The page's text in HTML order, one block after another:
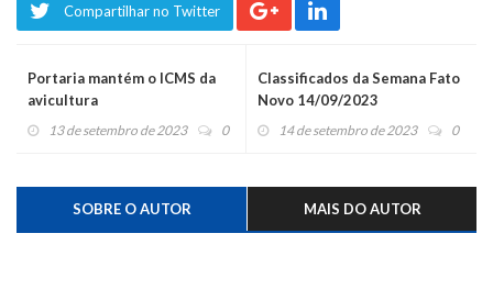
Compartilhar no Twitter
Portaria mantém o ICMS da
avicultura
13 de setembro de 2023 0
Classificados da Semana Fato
Novo 14/09/2023
14 de setembro de 2023 0
SOBRE O AUTOR MAIS DO AUTOR